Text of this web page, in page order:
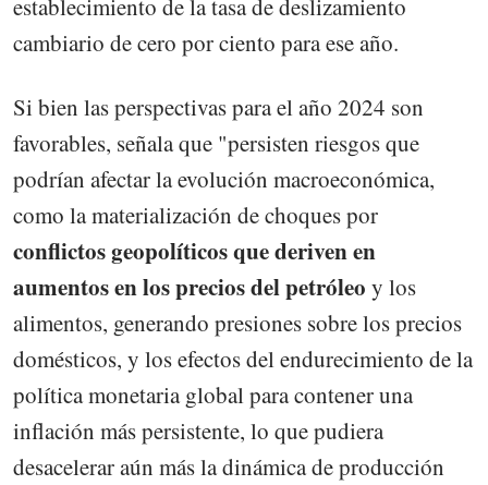
establecimiento de la tasa de deslizamiento
cambiario de cero por ciento para ese año.
Si bien las perspectivas para el año 2024 son
favorables, señala que "persisten riesgos que
podrían afectar la evolución macroeconómica,
como la materialización de choques por
conflictos geopolíticos que deriven en
aumentos en los precios del petróleo y los
alimentos, generando presiones sobre los precios
domésticos, y los efectos del endurecimiento de la
política monetaria global para contener una
inflación más persistente, lo que pudiera
desacelerar aún más la dinámica de producción